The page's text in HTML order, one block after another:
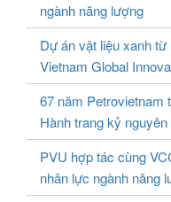
ngành năng lượng
Dự án vật liệu xanh
Vietnam Global
67 năm Petrovietnam
Hành trang kỷ
PVU hợp tác cùng
nhân lực ngành năng